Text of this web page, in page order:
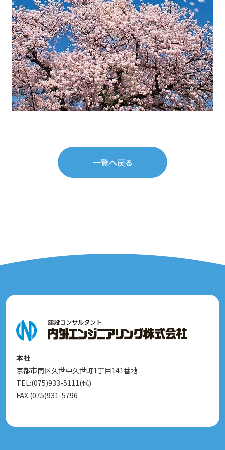
一覧へ戻る
本社
京都市南区久世中久世町1丁目141番地
TEL:(075)933-5111(代)
FAX:(075)931-5796